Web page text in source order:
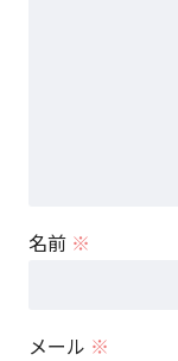
名前 ※
メール ※